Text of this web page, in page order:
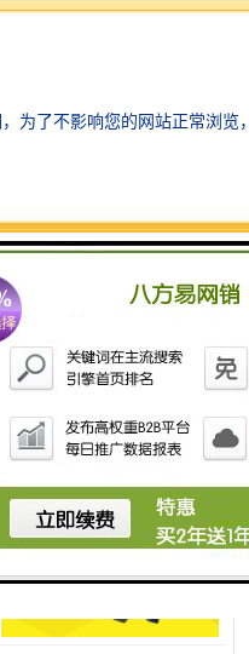
轮车皮革海绵坐热合机 高周
周波服装面料商标压花机 双
头凹凸压标设备 找工厂联宇